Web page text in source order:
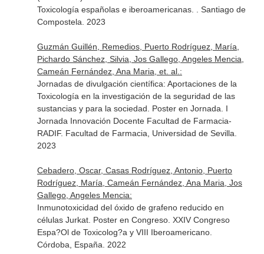
Toxicología españolas e iberoamericanas. . Santiago de
Compostela. 2023
Guzmán Guillén, Remedios, Puerto Rodríguez, María,
Pichardo Sánchez, Silvia, Jos Gallego, Angeles Mencia,
Cameán Fernández, Ana Maria, et. al.:
Jornadas de divulgación científica: Aportaciones de la
Toxicología en la investigación de la seguridad de las
sustancias y para la sociedad. Poster en Jornada. I
Jornada Innovación Docente Facultad de Farmacia-
RADIF. Facultad de Farmacia, Universidad de Sevilla.
2023
Cebadero, Oscar, Casas Rodríguez, Antonio, Puerto
Rodríguez, María, Cameán Fernández, Ana Maria, Jos
Gallego, Angeles Mencia:
Inmunotoxicidad del óxido de grafeno reducido en
células Jurkat. Poster en Congreso. XXIV Congreso
Espa?Ol de Toxicolog?a y VIII Iberoamericano.
Córdoba, España. 2022